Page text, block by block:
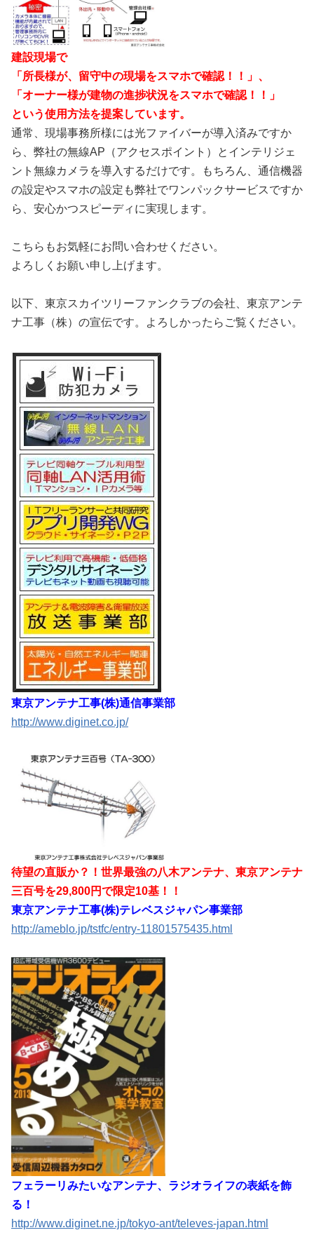
建設現場で
「所長様が、留守中の現場をスマホで確認！！」、
「オーナー様が建物の進捗状況をスマホで確認！！」
という使用方法を提案しています。
通常、現場事務所様には光ファイバーが導入済みですか
ら、弊社の無線AP（アクセスポイント）とインテリジェ
ント無線カメラを導入するだけです。もちろん、通信機器
の設定やスマホの設定も弊社でワンパックサービスですか
ら、安心かつスピーディに実現します。
こちらもお気軽にお問い合わせください。
よろしくお願い申し上げます。
以下、東京スカイツリーファンクラブの会社、東京アンテ
ナ工事（株）の宣伝です。よろしかったらご覧ください。
東京アンテナ工事(株)通信事業部
http://www.diginet.co.jp/
待望の直販か？！世界最強の八木アンテナ、東京アンテナ
三百号を29,800円で限定10基！！
東京アンテナ工事(株)テレベスジャパン事業部
http://ameblo.jp/tstfc/entry-11801575435.html
フェラーリみたいなアンテナ、ラジオライフの表紙を飾
る！
http://www.diginet.ne.jp/tokyo-ant/televes-japan.html